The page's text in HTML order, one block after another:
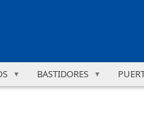
▼ BASTIDORES ▼